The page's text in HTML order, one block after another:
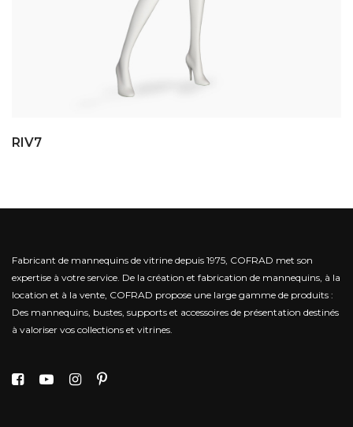
RIV7
Fabricant de mannequins de vitrine depuis 1975, COFRAD met son
expertise à votre service. De la création et fabrication de mannequins, à la
location et à la vente, COFRAD propose une large gamme de produits :
Des mannequins, bustes, supports et accessoires de présentation destinés
à valoriser vos collections et vitrines.